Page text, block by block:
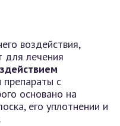
воздействия,
для лечения
препараты с
основано на
его уплотнении и